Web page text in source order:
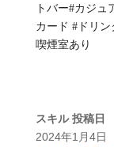
トバー#カジュ
カード #ドリ
喫煙室あり
スキル 投稿日
2024年1月4日